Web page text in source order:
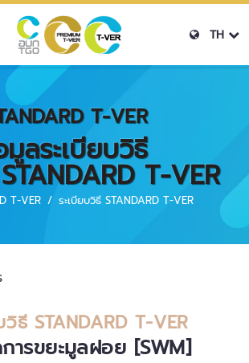
TH
T-VER
ลระเบียบวิธี
T-VER
T-VER ระเบียบวิธี STANDARD T-VER
วิธี STANDARD T-VER
ารขยะมูลฝอย [SWM]